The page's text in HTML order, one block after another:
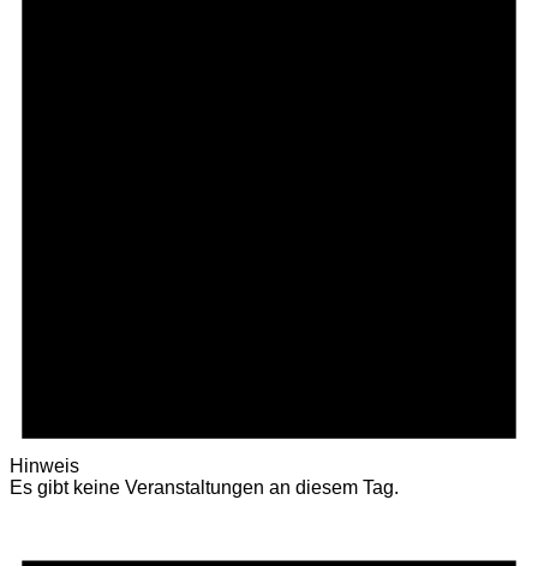
Hinweis
Es gibt keine Veranstaltungen an diesem Tag.